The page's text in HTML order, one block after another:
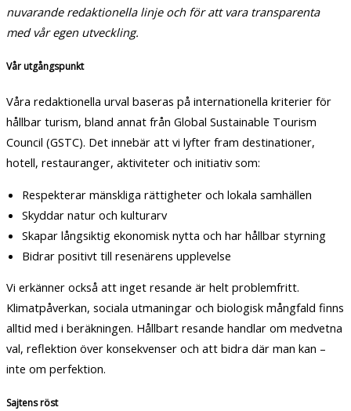
nuvarande redaktionella linje och för att vara transparenta
med vår egen utveckling.
Vår utgångspunkt
Våra redaktionella urval baseras på internationella kriterier för
hållbar turism, bland annat från Global Sustainable Tourism
Council (GSTC). Det innebär att vi lyfter fram destinationer,
hotell, restauranger, aktiviteter och initiativ som:
Respekterar mänskliga rättigheter och lokala samhällen
Skyddar natur och kulturarv
Skapar långsiktig ekonomisk nytta och har hållbar styrning
Bidrar positivt till resenärens upplevelse
Vi erkänner också att inget resande är helt problemfritt.
Klimatpåverkan, sociala utmaningar och biologisk mångfald finns
alltid med i beräkningen. Hållbart resande handlar om medvetna
val, reflektion över konsekvenser och att bidra där man kan –
inte om perfektion.
Sajtens röst